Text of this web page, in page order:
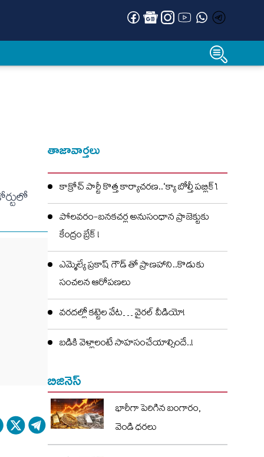
తాజావార్తలు
కాక్రోచ్ పార్టీ కొత్త కార్యాచరణ..‘క్యా బోల్తీ పబ్లిక్’!
పోలవరం-బనకచర్ల అనుసంధాన ప్రాజెక్టుకు
కేంద్రం బ్రేక్ !
ఎమ్మెల్యే ప్రకాష్ గౌడ్ తో ప్రాణహాని..కొడుకు
సంచలన ఆరోపణలు
వరదల్లో కట్టెల వేట… వైరల్ వీడియో!
బడికి వెళ్లాలంటే సాహసంచేయాల్సిందే..!
బిజినెస్
భారీగా పెరిగిన బంగారం,
వెండి ధరలు